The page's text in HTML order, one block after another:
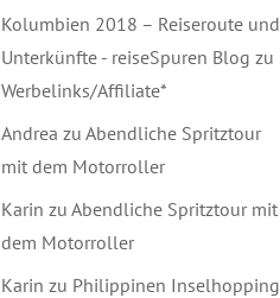
Kolumbien 2018 – Reiseroute und
Unterkünfte - reiseSpuren Blog zu
Werbelinks/Affiliate*
Andrea zu Abendliche Spritztour
mit dem Motorroller
Karin zu Abendliche Spritztour mit
dem Motorroller
Karin zu Philippinen Inselhopping